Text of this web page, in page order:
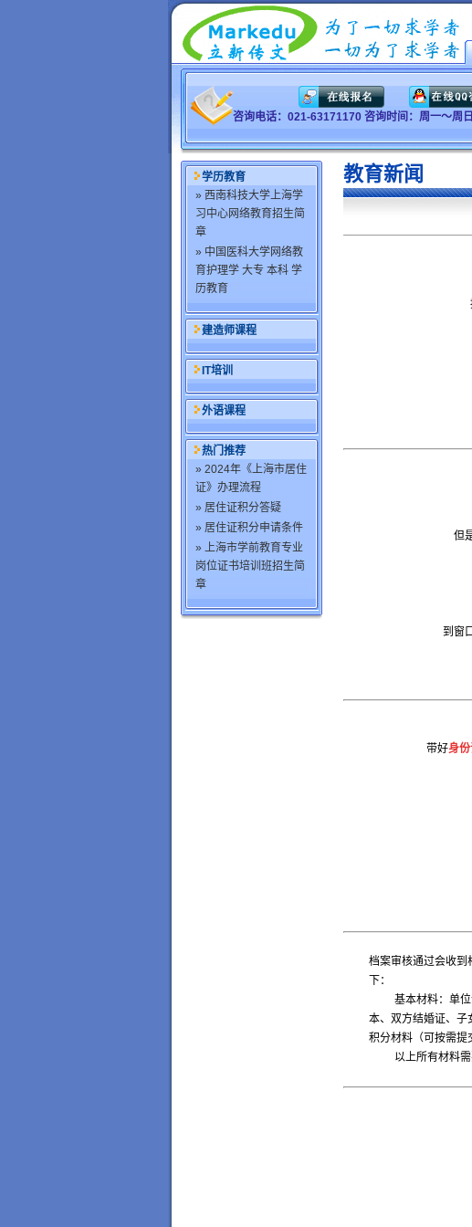
咨询电话：021-63171170 咨询时间：周一～周日
学历教育
» 西南科技大学上海学
习中心网络教育招生简
章
» 中国医科大学网络教
育护理学 大专 本科 学
历教育
建造师课程
IT培训
外语课程
热门推荐
» 2024年《上海市居住
证》办理流程
» 居住证积分答疑
» 居住证积分申请条件
» 上海市学前教育专业
岗位证书培训班招生简
章
教育新闻
但
到窗
带好身
档案审核通过会收到
下：
基本材料：单
本、双方结婚证、
积分材料（可按需
以上所有材料